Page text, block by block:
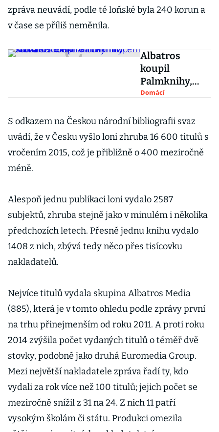
zpráva neuvádí, podle té loňské byla 240 korun a
v čase se příliš neměnila.
Albatros
koupil
Palmknihy,
stává se
hráčem na
trhu s
i knihami
Domácí
S odkazem na Českou národní bibliografii svaz
uvádí, že v Česku vyšlo loni zhruba 16 600 titulů s
vročením 2015, což je přibližně o 400 meziročně
méně.
Alespoň jednu publikaci loni vydalo 2587
subjektů, zhruba stejně jako v minulém i několika
předchozích letech. Přesně jednu knihu vydalo
1408 z nich, zbývá tedy něco přes tisícovku
nakladatelů.
Nejvíce titulů vydala skupina Albatros Media
(885), která je v tomto ohledu podle zprávy první
na trhu přinejmenším od roku 2011. A proti roku
2014 zvýšila počet vydaných titulů o téměř dvě
stovky, podobně jako druhá Euromedia Group.
Mezi největší nakladatele zpráva řadí ty, kdo
vydali za rok více než 100 titulů; jejich počet se
meziročně snížil z 31 na 24. Z nich 11 patří
vysokým školám či státu. Produkci omezila